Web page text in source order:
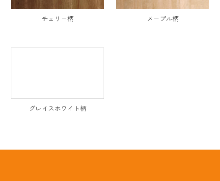
チェリー柄 メープル柄
グレイスホワイト柄